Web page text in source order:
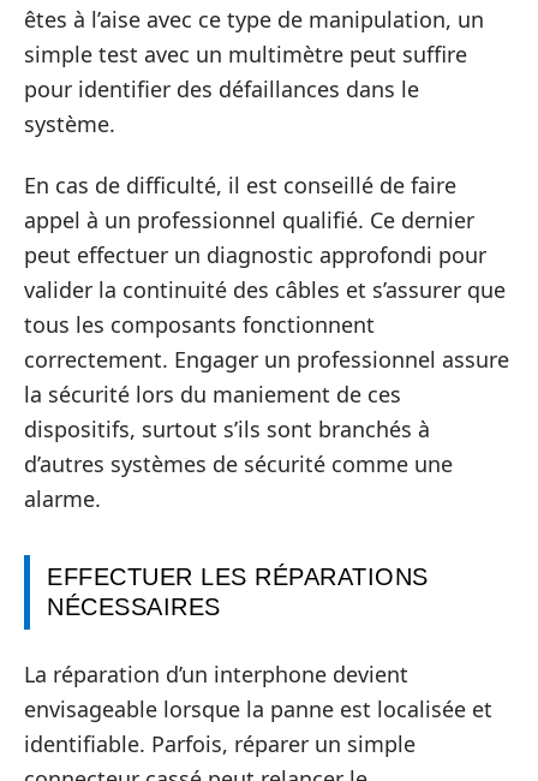
êtes à l’aise avec ce type de manipulation, un
simple test avec un multimètre peut suffire
pour identifier des défaillances dans le
système.
En cas de difficulté, il est conseillé de faire
appel à un professionnel qualifié. Ce dernier
peut effectuer un diagnostic approfondi pour
valider la continuité des câbles et s’assurer que
tous les composants fonctionnent
correctement. Engager un professionnel assure
la sécurité lors du maniement de ces
dispositifs, surtout s’ils sont branchés à
d’autres systèmes de sécurité comme une
alarme.
EFFECTUER LES RÉPARATIONS
NÉCESSAIRES
La réparation d’un interphone devient
envisageable lorsque la panne est localisée et
identifiable. Parfois, réparer un simple